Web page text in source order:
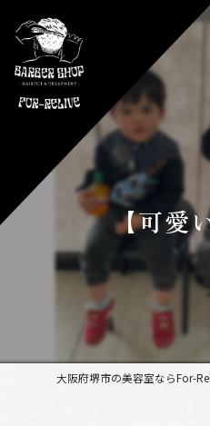
【可愛
大阪府堺市の美容室ならFor-